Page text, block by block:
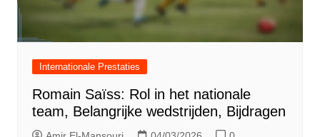
Internationale Prestaties
Romain Saïss: Rol in het nationale
team, Belangrijke wedstrijden, Bijdragen